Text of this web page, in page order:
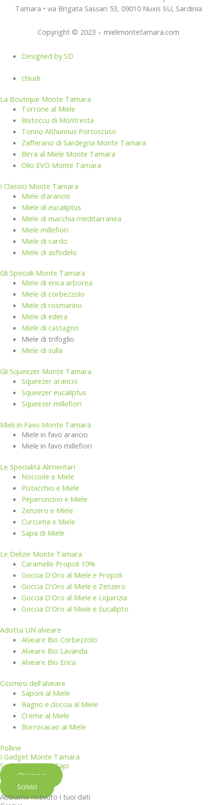
Tamara • via Brigata Sassari 53, 09010 Nuxis SU, Sardinia
Copyright © 2023 – mielimontetamara.com
Designed by SD
chiudi
La Boutique Monte Tamara
Torrone al Miele
Bistoccu di Montresta
Tonno Althunnus Portoscuso
Zafferano di Sardegna Monte Tamara
Birra al Miele Monte Tamara
Olio EVO Monte Tamara
I Classici Monte Tamara
Miele d'arancio
Miele di eucaliptus
Miele di macchia meditarranea
Miele millefiori
Miele di cardo
Miele di asfodelo
Gli Speciali Monte Tamara
Miele di erica arborea
Miele di corbezzolo
Miele di rosmarino
Miele di edera
Miele di castagno
Miele di trifoglio
Miele di sulla
Gli Squeezer Monte Tamara
Squeezer arancio
Squeezer eucaliptus
Squeezer millefiori
Mieli in Favo Monte Tamara
Miele in favo arancio
Miele in favo millefiori
Le Specialità Alimentari
Nocciole e Miele
Pistacchio e Miele
Peperoncino e Miele
Zenzero e Miele
Curcuma e Miele
Sapa di Miele
Le Delizie Monte Tamara
Caramelle Propoli 10%
Goccia D'Oro al Miele e Propoli
Goccia D'Oro al Miele e Zenzero
Goccia D'Oro al Miele e Liquirizia
Goccia D'Oro al Miele e Eucalipto
Adotta UN alveare
Alveare Bio Corbezzolo
Alveare Bio Lavanda
Alveare Bio Erica
Cosmesi dell'alveare
Saponi al Miele
Bagno e doccia al Miele
Creme al Miele
Burrocacao al Miele
Polline
I Gadget Monte Tamara
Souvenir in cera d'api
Chiamaci
Scrivici
Abbiamo ricevuto i tuoi dati